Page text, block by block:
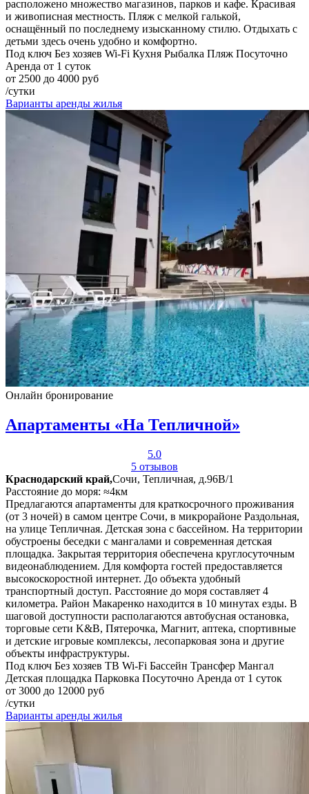
расположено множество магазинов, парков и кафе. Красивая
и живописная местность. Пляж с мелкой галькой,
оснащённый по последнему изысканному стилю. Отдыхать с
детьми здесь очень удобно и комфортно.
Под ключ Без хозяев Wi-Fi Кухня Рыбалка Пляж Посуточно
Аренда от 1 суток
от 2500 до 4000 руб
/сутки
Варианты аренды жилья
Онлайн бронирование
Апартаменты «На Тепличной»
5.0
5 отзывов
Краснодарский край,Сочи, Тепличная, д.96В/1
Расстояние до моря: ≈4км
Предлагаются апартаменты для краткосрочного проживания
(от 3 ночей) в самом центре Сочи, в микрорайоне Раздольная,
на улице Тепличная. Детская зона с бассейном. На территории
обустроены беседки с мангалами и современная детская
площадка. Закрытая территория обеспечена круглосуточным
видеонаблюдением. Для комфорта гостей предоставляется
высокоскоростной интернет. До объекта удобный
транспортный доступ. Расстояние до моря составляет 4
километра. Район Макаренко находится в 10 минутах езды. В
шаговой доступности располагаются автобусная остановка,
торговые сети K&B, Пятерочка, Магнит, аптека, спортивные
и детские игровые комплексы, лесопарковая зона и другие
объекты инфраструктуры.
Под ключ Без хозяев ТВ Wi-Fi Бассейн Трансфер Мангал
Детская площадка Парковка Посуточно Аренда от 1 суток
от 3000 до 12000 руб
/сутки
Варианты аренды жилья